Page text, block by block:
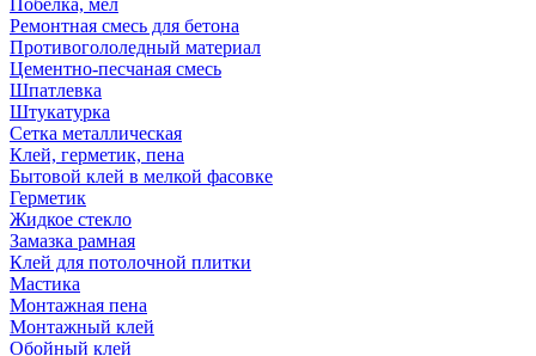
Побелка, мел
Ремонтная смесь для бетона
Противогололедный материал
Цементно-песчаная смесь
Шпатлевка
Штукатурка
Сетка металлическая
Клей, герметик, пена
Бытовой клей в мелкой фасовке
Герметик
Жидкое стекло
Замазка рамная
Клей для потолочной плитки
Мастика
Монтажная пена
Монтажный клей
Обойный клей